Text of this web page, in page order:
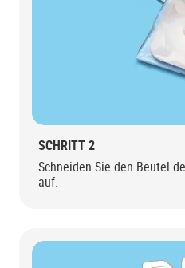
SCHRITT 2
Schneiden Sie den Beutel
auf.